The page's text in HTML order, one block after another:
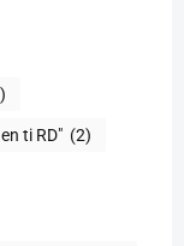
ti RD" (2)